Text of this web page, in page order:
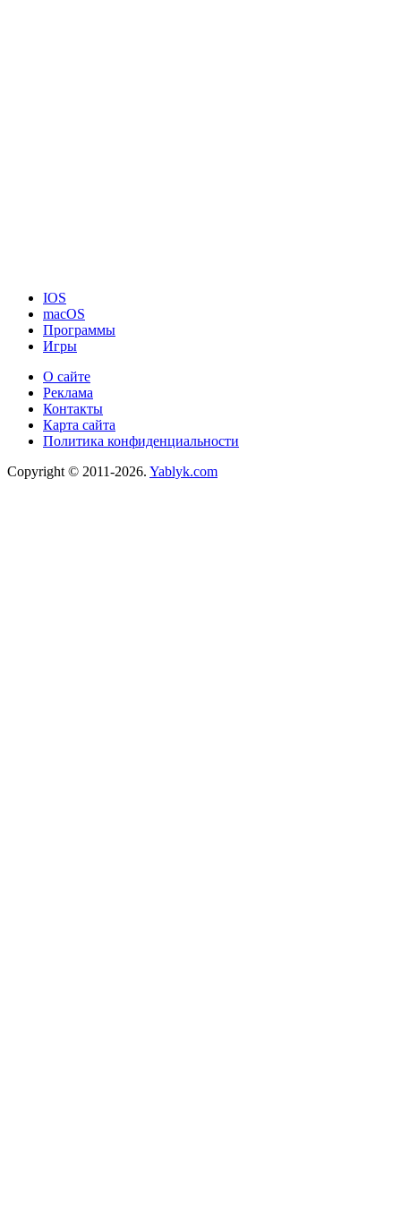
IOS
macOS
Программы
Игры
О сайте
Реклама
Контакты
Карта сайта
Политика конфиденциальности
Copyright © 2011-2026. Yablyk.сom